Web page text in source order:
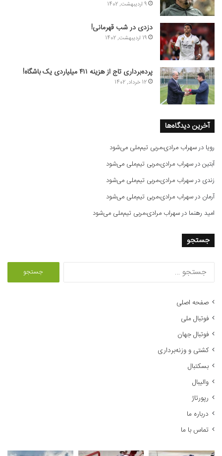
9 اردیبهشت, 1402
دزدی در شب قهرمانی!
19 اردیبهشت, 1402
پرده‌برداری تاج از هزینه ۴۱۱ میلیاردی یک باشگاه!
12 خرداد, 1402
آخرین دیدگاه‌ها
رویا درسهراب مرادی،مربی تیم‌ملی می‌شود
آبتیندرسهراب مرادی،مربی تیم‌ملی می‌شود
زندی درسهراب مرادی،مربی تیم‌ملی می‌شود
آرمان درسهراب مرادی،مربی تیم‌ملی می‌شود
امید رهنما درسهراب مرادی،مربی تیم‌ملی می‌شود
جستجو
صفحه اصلی
فوتبال ملی
فوتبال جهان
کشتی و وزنه‌برداری
بسکتبال
والیبال
رپورتاژ
درباره ما
تماس با ما